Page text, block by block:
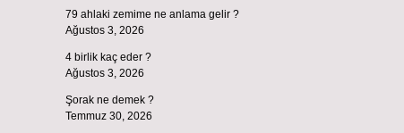
79 ahlaki zemime ne anlama gelir ?
Ağustos 3, 2026
4 birlik kaç eder ?
Ağustos 3, 2026
Şorak ne demek ?
Temmuz 30, 2026